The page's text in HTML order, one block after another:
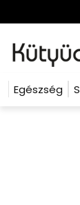
Egészség